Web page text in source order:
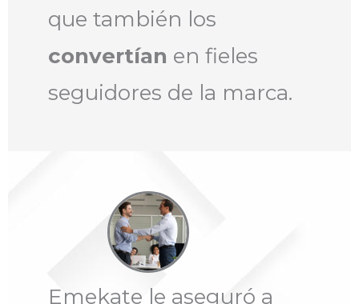
que también los
convertían en fieles
seguidores de la marca.
Emekate le aseguró a